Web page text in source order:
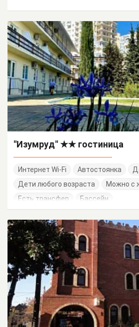
"Изумруд" ★★ гостиница
Интернет Wi-Fi Автостоянка
Дети любого возраста
Можно с
Есть трансфер
Бассейн